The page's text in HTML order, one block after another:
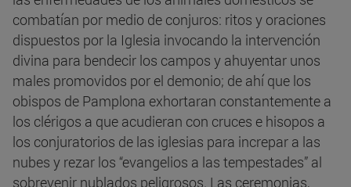
combatían por medio de conjuros: ritos y oraciones
dispuestos por la Iglesia invocando la intervención
divina para bendecir los campos y ahuyentar unos
males promovidos por el demonio; de ahí que los
obispos de Pamplona exhortaran constantemente a
los clérigos a que acudieran con cruces e hisopos a
los conjuratorios de las iglesias para increpar a las
nubes y rezar los “evangelios a las tempestades” al
sobrevenir nublados peligrosos. Las ceremonias,